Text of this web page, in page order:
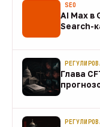
SEO
AI Max в
Search-
Глава